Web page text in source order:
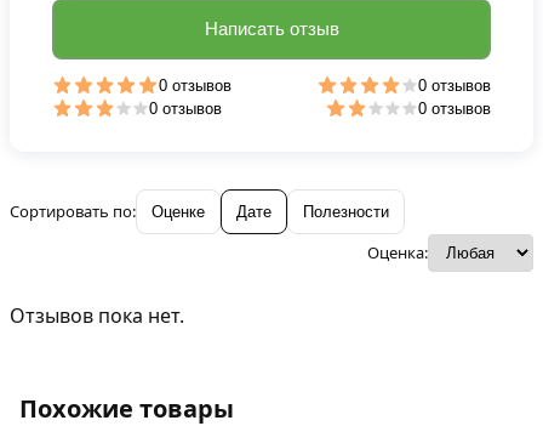
Сортировать по: Оценке Дате Полезности
Оценка:
Отзывов пока нет.
Написать отзыв
0 отзывов
0 отзывов
0 отзывов
0 отзывов
Похожие товары